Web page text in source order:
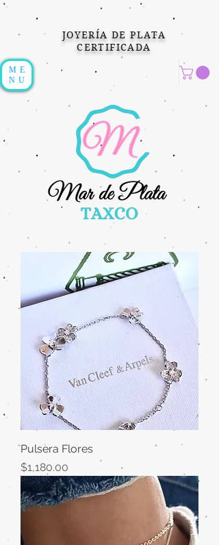
JOYERÍA DE PLATA
CERTIFICADA
ME
NU
Pulsera Flores
Precio
$1,180.00